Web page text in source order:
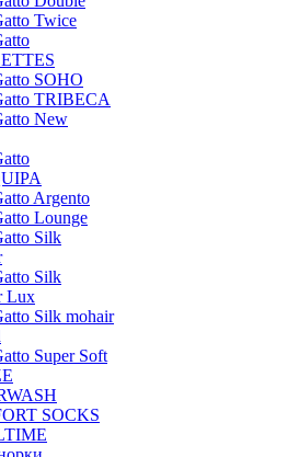
Twice
SOHO
TRIBECA
New
Argento
Lounge
Silk
Silk
Lux
Silk mohair
Super Soft
SOCKS